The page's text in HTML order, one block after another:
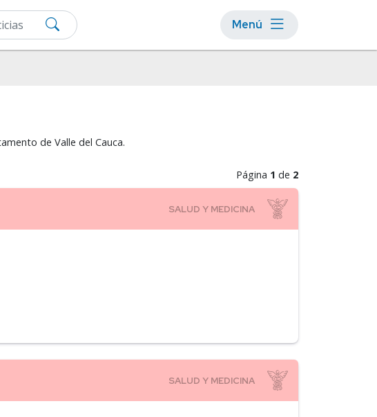
Menú
de Valle del Cauca.
Página 1 de 2